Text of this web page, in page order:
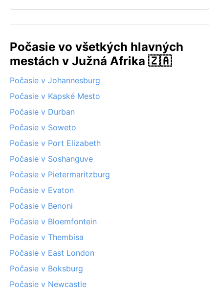
Počasie vo všetkých hlavných
mestách v Južná Afrika 🇿🇦
Počasie v Johannesburg
Počasie v Kapské Mesto
Počasie v Durban
Počasie v Soweto
Počasie v Port Elizabeth
Počasie v Soshanguve
Počasie v Pietermaritzburg
Počasie v Evaton
Počasie v Benoni
Počasie v Bloemfontein
Počasie v Thembisa
Počasie v East London
Počasie v Boksburg
Počasie v Newcastle